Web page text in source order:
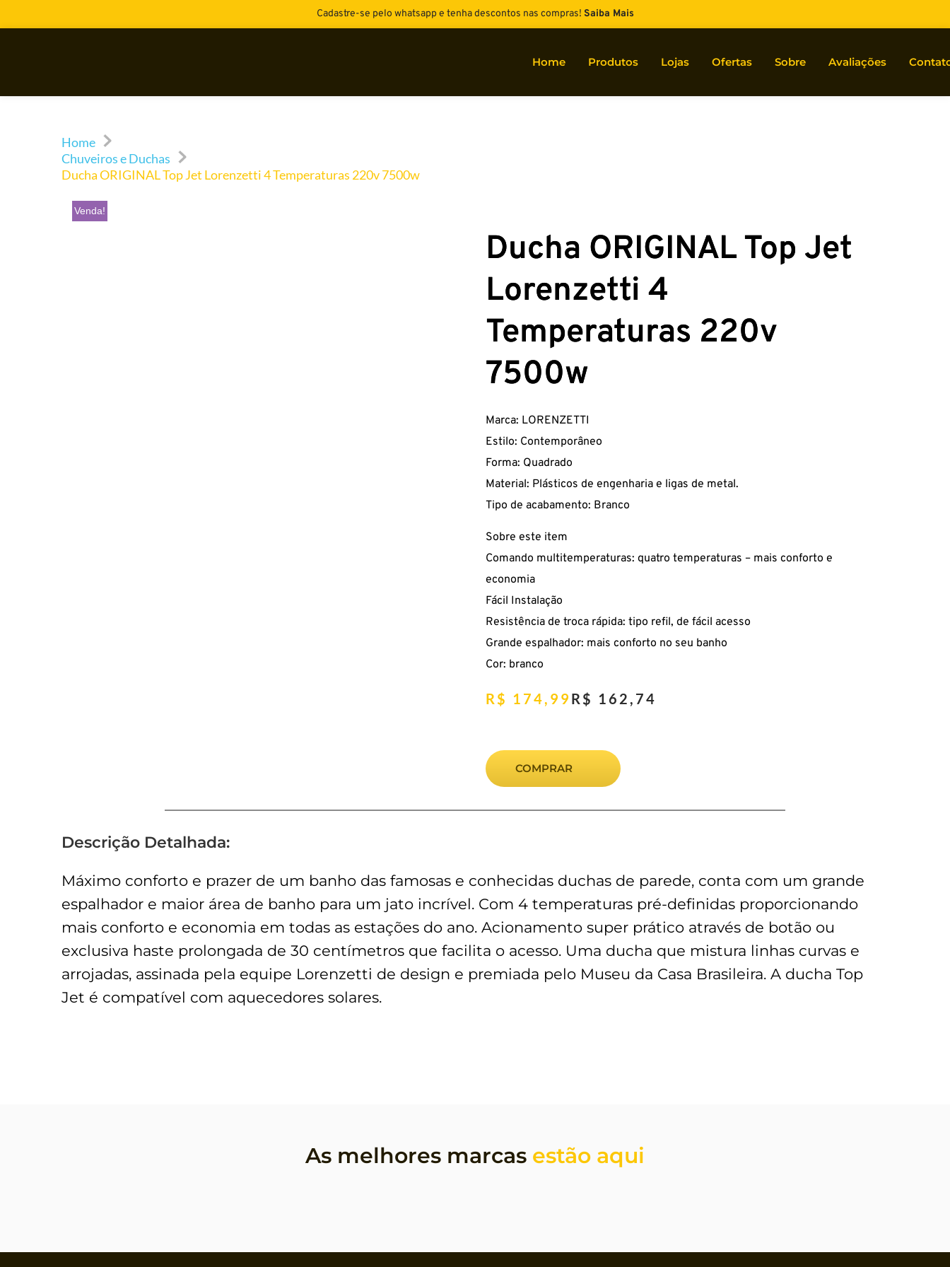
Cadastre-se pelo whatsapp e tenha descontos nas compras! Saiba Mais
Home Produtos Lojas Ofertas Sobre Avaliações
Home
Chuveiros e Duchas
Ducha ORIGINAL Top Jet Lorenzetti 4 Temperaturas 220v 7500w
Venda!
Ducha ORIGINAL Top Jet
Lorenzetti 4
Temperaturas 220v
7500w
Marca: LORENZETTI
Estilo: Contemporâneo
Forma: Quadrado
Material: Plásticos de engenharia e ligas de metal.
Tipo de acabamento: Branco
Sobre este item
Comando multitemperaturas: quatro temperaturas – mais conforto e
economia
Fácil Instalação
Resistência de troca rápida: tipo refil, de fácil acesso
Grande espalhador: mais conforto no seu banho
Cor: branco
R$ 174,99 R$ 162,74
COMPRAR
Descrição Detalhada:
Máximo conforto e prazer de um banho das famosas e conhecidas duchas de parede, conta com um grande
espalhador e maior área de banho para um jato incrível. Com 4 temperaturas pré-definidas proporcionando
mais conforto e economia em todas as estações do ano. Acionamento super prático através de botão ou
exclusiva haste prolongada de 30 centímetros que facilita o acesso. Uma ducha que mistura linhas curvas e
arrojadas, assinada pela equipe Lorenzetti de design e premiada pelo Museu da Casa Brasileira. A ducha Top
Jet é compatível com aquecedores solares.
As melhores marcas estão aqui